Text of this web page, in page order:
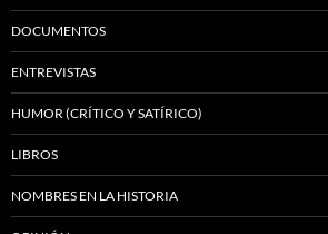
DOCUMENTOS
ENTREVISTAS
HUMOR (CRÍTICO Y SATÍRICO)
LIBROS
NOMBRES EN LA HISTORIA